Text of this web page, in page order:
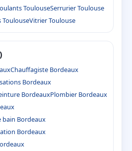
ToulouseSerrurier Toulouse
ToulouseVitrier Toulouse
Chauffagiste Bordeaux
Bordeaux
BordeauxPlombier Bordeaux
bain Bordeaux
Bordeaux